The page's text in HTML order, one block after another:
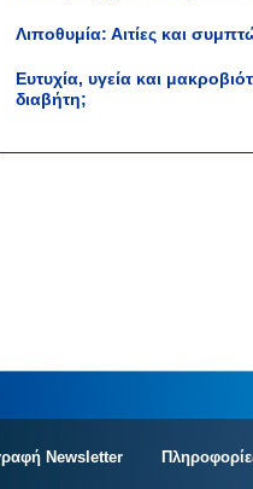
Λιποθυμία: Αιτίες και
Ευτυχία, υγεία και
διαβήτη;
Newsletter